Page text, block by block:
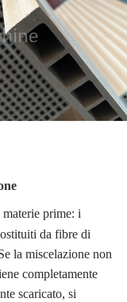
prime: i
da fibre di
la miscelazione non
completamente
scaricato, si